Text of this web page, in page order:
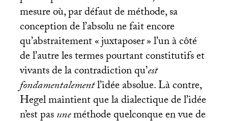
mesure où, par défaut de méthode, sa
conception de l’absolu ne fait encore
qu’abstraitement «juxtaposer» l’un à côté
de l’autre les termes pourtant constitutifs et
vivants de la contradiction qu’est
fondamentalementl’idée absolue. Là contre,
Hegel maintient que la dialectique de l’idée
n’est pasuneméthode quelconque en vue de